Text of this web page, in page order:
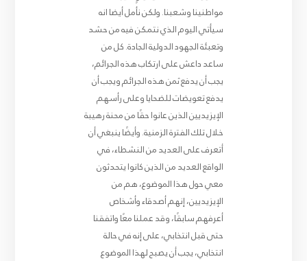
مواطنينا وشعبنا. ولكن نأمل أيضا انه
سيأتي اليوم الذي نتمكن فيه من حشد
وتعبئة الجهود الدولية الجادة. كل من
ساعد داعش على ارتكاب هذه الجرائم،
يجب أن يدفع ثمن هذه الجرائم ويجب أن
يدفع تعويضات للضحايا وعلى رأسهم
الإيزيديين الذين عانوا حقًا من محنة رهيبة
خلال تلك الفترة الزمنية. وأيضًا ينبغي أن
أتعرف على العديد من النشطاء، في
الواقع العديد من الذين كانوا يتحدثون
معي حول هذا الموضوع، هم من
الإيزيديين، إنهم أصدقاء وأشخاص
أعرفهم سابقًا، وقد عملنا معًا واتفقنا
حتى قبل انتخابي، على إنه في حالة
انتخابي، يجب أن يصبح لهذا الموضوع